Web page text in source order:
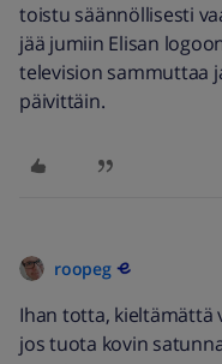
toistu säännöllisesti
jää jumiin Elisan
television sammuttaa
päivittäin.
roopeg
Ihan totta, kieltämättä
jos tuota kovin